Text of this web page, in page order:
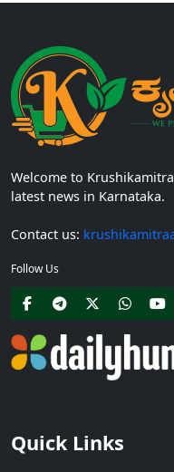
Welcome to
latest news in Karnataka.
Contact us:
Follow Us
Quick Links